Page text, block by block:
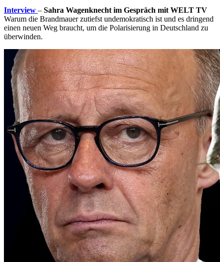
Interview – Sahra Wagenknecht im Gespräch mit WELT TV
Warum die Brandmauer zutiefst undemokratisch ist und es dringend
einen neuen Weg braucht, um die Polarisierung in Deutschland zu
überwinden.